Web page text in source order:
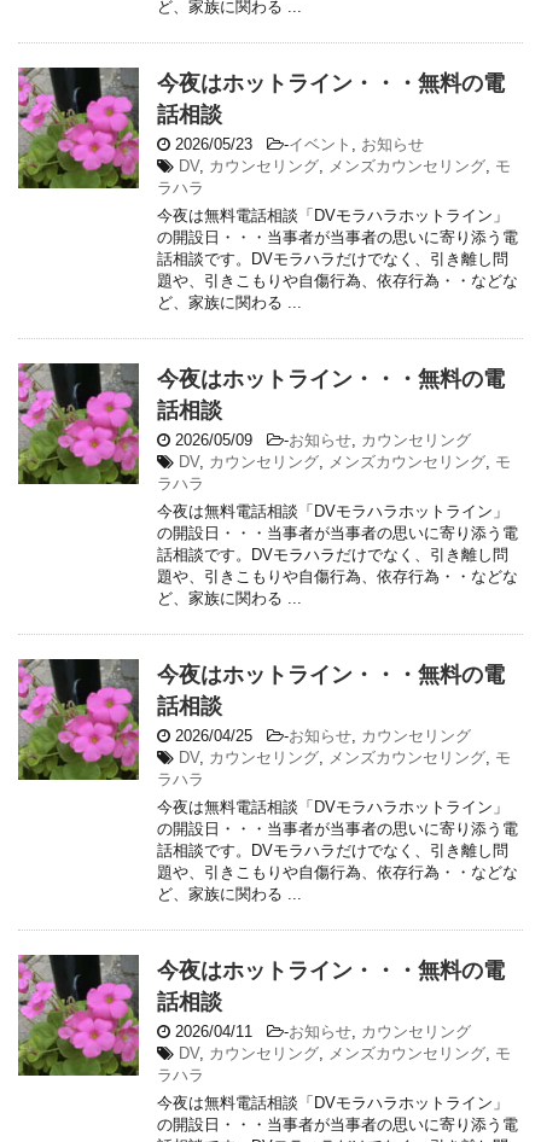
ど、家族に関わる ...
今夜はホットライン・・・無料の電
話相談
2026/05/23 -イベント , お知らせ
DV, カウンセリング, メンズカウンセリング, モ
ラハラ
今夜は無料電話相談「DVモラハラホットライン」
の開設日・・・当事者が当事者の思いに寄り添う電
話相談です。DVモラハラだけでなく、引き離し問
題や、引きこもりや自傷行為、依存行為・・などな
ど、家族に関わる ...
今夜はホットライン・・・無料の電
話相談
2026/05/09 -お知らせ, カウンセリング
DV, カウンセリング, メンズカウンセリング, モ
ラハラ
今夜は無料電話相談「DVモラハラホットライン」
の開設日・・・当事者が当事者の思いに寄り添う電
話相談です。DVモラハラだけでなく、引き離し問
題や、引きこもりや自傷行為、依存行為・・などな
ど、家族に関わる ...
今夜はホットライン・・・無料の電
話相談
2026/04/25 -お知らせ, カウンセリング
DV, カウンセリング, メンズカウンセリング, モ
ラハラ
今夜は無料電話相談「DVモラハラホットライン」
の開設日・・・当事者が当事者の思いに寄り添う電
話相談です。DVモラハラだけでなく、引き離し問
題や、引きこもりや自傷行為、依存行為・・などな
ど、家族に関わる ...
今夜はホットライン・・・無料の電
話相談
2026/04/11 -お知らせ, カウンセリング
DV, カウンセリング, メンズカウンセリング, モ
ラハラ
今夜は無料電話相談「DVモラハラホットライン」
の開設日・・・当事者が当事者の思いに寄り添う電